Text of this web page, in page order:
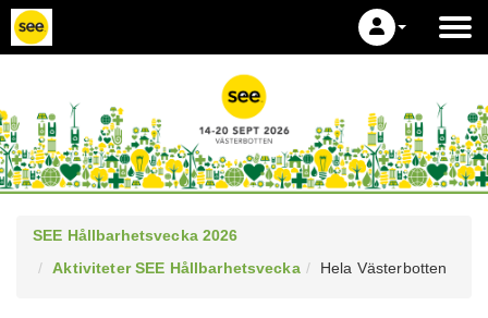
SEE Hållbarhetsvecka 2026
Aktiviteter SEE Hållbarhetsvecka
Hela Västerbotten